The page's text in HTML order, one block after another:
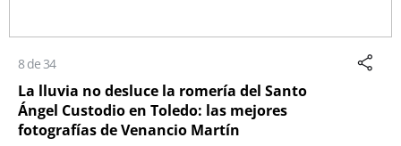
8 de 34
La lluvia no desluce la romería del Santo
Ángel Custodio en Toledo: las mejores
fotografías de Venancio Martín